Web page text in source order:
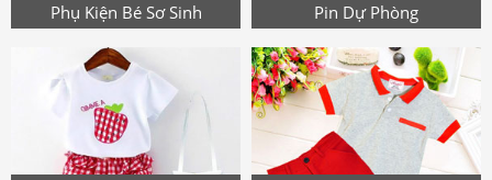
Phụ Kiện Bé Sơ Sinh Pin Dự Phòng